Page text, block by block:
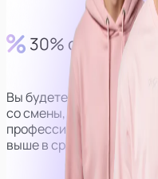
30% от выручки
Вы будете получать
со смены, но за счёт
профессионалов, сумма
выше в сравнении с